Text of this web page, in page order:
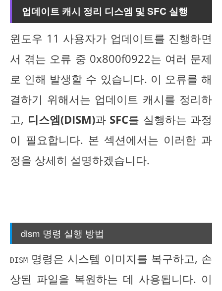
업데이트 캐시 정리 디스엠 및 SFC 실행
윈도우 11 사용자가 업데이트를 진행하면
서 겪는 오류 중 0x800f0922는 여러 문제
로 인해 발생할 수 있습니다. 이 오류를 해
결하기 위해서는 업데이트 캐시를 정리하
고, 디스엠(DISM)과 SFC를 실행하는 과정
이 필요합니다. 본 섹션에서는 이러한 과
정을 상세히 설명하겠습니다.
dism 명령 실행 방법
DISM 명령은 시스템 이미지를 복구하고, 손
상된 파일을 복원하는 데 사용됩니다. 이